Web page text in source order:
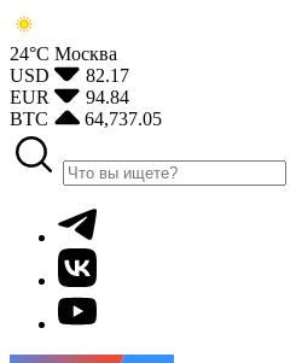
24°С Москва
USD
82.17
EUR
94.84
BTC
64,737.05